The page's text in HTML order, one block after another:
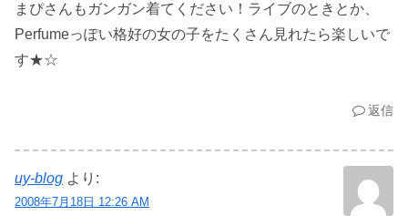
まぴさんもガンガン着てください！ライブのときとか、
Perfumeっぽい格好の女の子をたくさん見れたら楽しいで
す★☆
返信
uy-blog より:
2008年7月18日 12:26 AM